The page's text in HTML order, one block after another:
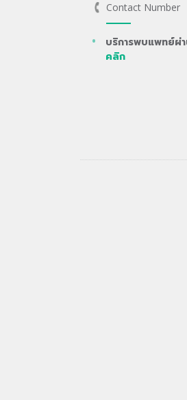
Contact Number
บริการพบแพทย์ผ่า
คลิก